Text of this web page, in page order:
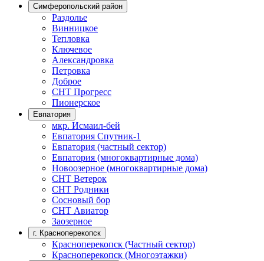
Симферопольский район
Раздолье
Винницкое
Тепловка
Ключевое
Александровка
Петровка
Доброе
СНТ Прогресс
Пионерское
Евпатория
мкр. Исмаил-бей
Евпатория Спутник-1
Евпатория (частный сектор)
Евпатория (многоквартирные дома)
Новоозерное (многоквартирные дома)
СНТ Ветерок
СНТ Родники
Сосновый бор
СНТ Авиатор
Заозерное
г. Красноперекопск
Красноперекопск (Частный сектор)
Красноперекопск (Многоэтажки)